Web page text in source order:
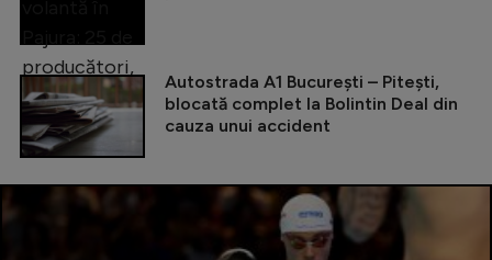
Autostrada A1 București – Pitești,
blocată complet la Bolintin Deal din
cauza unui accident